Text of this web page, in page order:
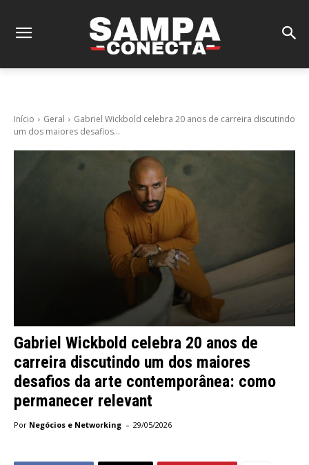
Início Geral
Gabriel Wickbold celebra 20 anos de carreira discutindo
um dos maiores desafios...
Gabriel Wickbold celebra 20 anos de
carreira discutindo um dos maiores
desafios da arte contemporânea: como
permanecer relevant
Por Negócios e Networking - 29/05/2026